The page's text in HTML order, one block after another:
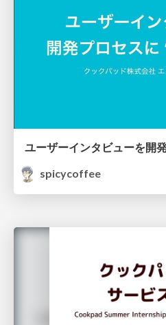
spicycoffee